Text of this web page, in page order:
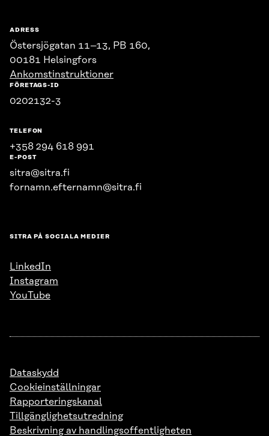
ADRESS
Östersjögatan 11–13, PB 160,
00181 Helsingfors
Ankomstinstruktioner
FÖRETAGS-ID
0202132-3
TELEFON
+358 294 618 991
E-POST
sitra@sitra.fi
fornamn.efternamn@sitra.fi
SITRA PÅ SOCIALA MEDIER
LinkedIn
Instagram
YouTube
Dataskydd
Cookieinställningar
Rapporteringskanal
Tillgänglighetsutredning
Beskrivning av handlingsoffentligheten